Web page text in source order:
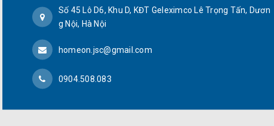
Số 45 Lô D6, Khu D, KĐT Geleximco Lê Trọng Tấn, Dươn
g Nội, Hà Nội
homeon.jsc@gmail.com
0904.508.083